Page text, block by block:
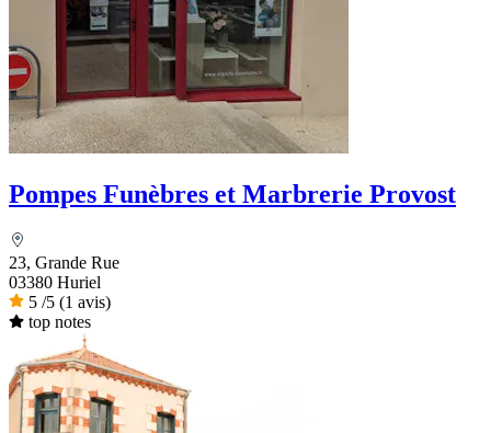
Pompes Funèbres et Marbrerie Provost
23, Grande Rue
03380 Huriel
5 /5 (1 avis)
top notes